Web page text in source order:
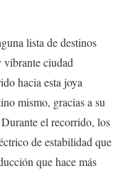
lista de destinos
ciudad
hacia esta joya
mismo, gracias a su
el recorrido, los
de estabilidad que
que hace más